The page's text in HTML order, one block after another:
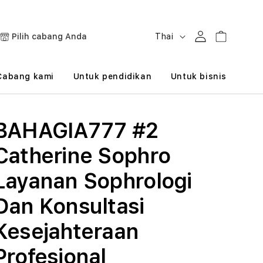
Pilih cabang Anda
B
h
a
Thai MasukKeranjang
kami Untuk pendidikan Untuk bisnis
#2
Sophro
Sophrologi
Konsultasi